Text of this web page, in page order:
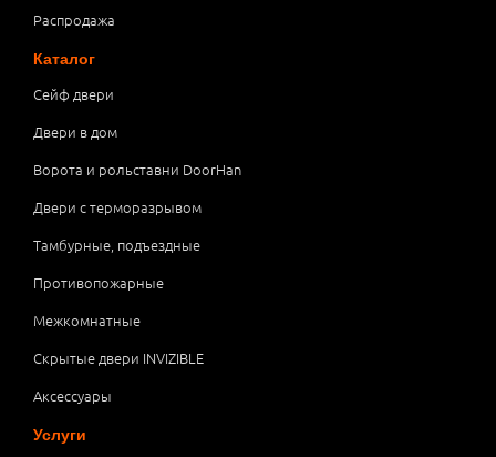
Распродажа
Каталог
Сейф двери
Двери в дом
Ворота и рольставни DoorHan
Двери с терморазрывом
Тамбурные, подъездные
Противопожарные
Межкомнатные
Скрытые двери INVIZIBLE
Аксессуары
Услуги